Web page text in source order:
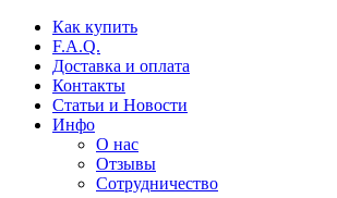
Как купить
F.A.Q.
Доставка и оплата
Контакты
Статьи и Новости
Инфо
О нас
Отзывы
Сотрудничество